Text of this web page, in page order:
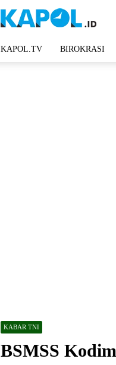
KAPOL.TV BIROKRASI
KABAR TNI
BSMSS